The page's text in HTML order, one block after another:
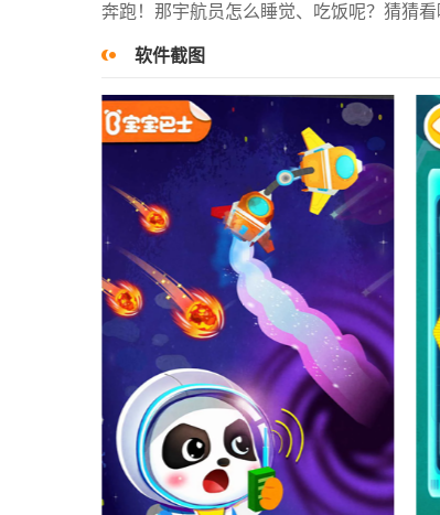
奔跑！那宇航员怎么睡觉、吃饭呢？猜猜看
软件截图